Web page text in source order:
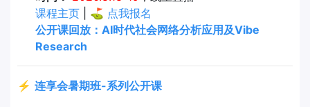
课程主页| ⛳ 点我报名
公开课回放：AI时代社会网络分析应用及Vibe
Research
⚡ 连享会暑期班-系列公开课